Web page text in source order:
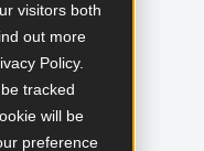
visitors both
out more
Policy.
tracked
will be
preference
y